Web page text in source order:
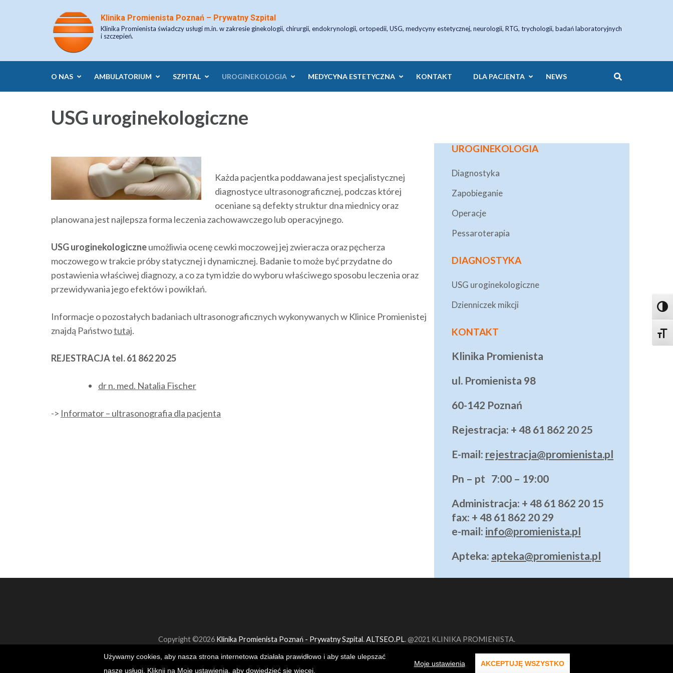
Używamy cookies, aby nasza strona internetowa działała prawidłowo i aby stale ulepszać
nasze usługi. Kliknij na Moje ustawienia, aby dowiedzieć się więcej.
Moje ustawienia AKCEPTUJĘ WSZYSTKO
Enter)
Klinika Promienista Poznań – Prywatny Szpital
Klinika Promienista świadczy usługi m.in. w zakresie ginekologii, chirurgii, endokrynologii, ortopedii, USG, medycyny estetycznej, neurologii, RTG, trychologii, badań laboratoryjnych
i szczepień.
O NAS AMBULATORIUM SZPITAL UROGINEKOLOGIA MEDYCYNA ESTETYCZNA KONTAKT DLA PACJENTA NEWS
USG uroginekologiczne
Każda pacjentka poddawana jest specjalistycznej
diagnostyce ultrasonograficznej, podczas której
oceniane są defekty struktur dna miednicy oraz
planowana jest najlepsza forma leczenia zachowawczego lub operacyjnego.
USG uroginekologiczneumożliwia ocenę cewki moczowej jej zwieracza oraz pęcherza
moczowego w trakcie próby statycznej i dynamicznej. Badanie to może być przydatne do
postawienia właściwej diagnozy, a co za tym idzie do wyboru właściwego sposobu leczenia oraz
przewidywania jego efektów i powikłań.
Informacje o pozostałych badaniach ultrasonograficznych wykonywanych w Klinice Promienistej
znajdą Państwotutaj.
REJESTRACJA tel. 61 862 20 25
dr n. med. Natalia Fischer
-> Informator – ultrasonografia dla pacjenta
UROGINEKOLOGIA
Diagnostyka
Zapobieganie
Operacje
Pessaroterapia
DIAGNOSTYKA
USG uroginekologiczne
Dzienniczek mikcji
KONTAKT
Klinika Promienista
ul. Promienista 98
60-142 Poznań
Rejestracja: + 48 61 862 20 25
E-mail: rejestracja@promienista.pl
Pn – pt 7:00 – 19:00
Administracja: + 48 61 862 20 15
fax: + 48 61 862 20 29
e-mail: info@promienista.pl
Apteka: apteka@promienista.pl
Copyright ©2026 Klinika Promienista Poznań - Prywatny Szpital. ALTSEO.PL. @2021 KLINIKA PROMIENISTA.